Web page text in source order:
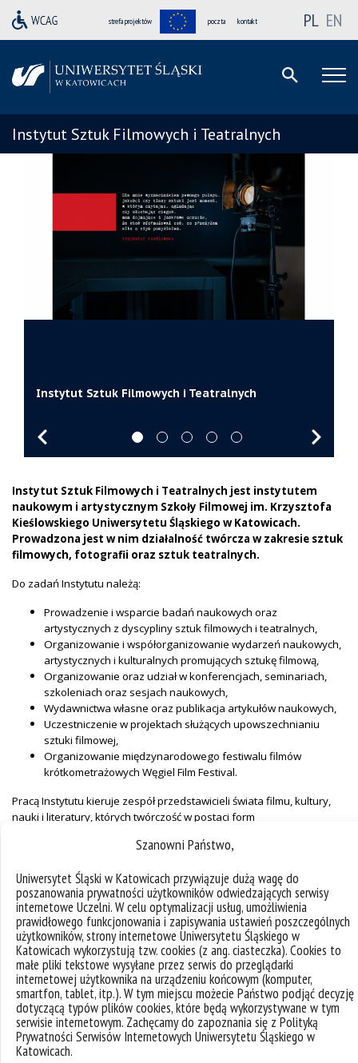
Szanowni Państwo,
Uniwersytet Śląski w Katowicach przywiązuje dużą wagę do
poszanowania prywatności użytkowników odwiedzających serwisy
internetowe Uczelni. W celu optymalizacji usług, umożliwienia
prawidłowego funkcjonowania i zapisywania ustawień poszczególnych
użytkowników, strony internetowe Uniwersytetu Śląskiego w
Katowicach wykorzystują tzw. cookies (z ang. ciasteczka). Cookies to
małe pliki tekstowe wysyłane przez serwis do przeglądarki
internetowej użytkownika na urządzeniu końcowym (komputer,
smartfon, tablet, itp.). W tym miejscu możecie Państwo podjąć decyzję
dotyczącą typów plików cookies, które będą wykorzystywane w tym
serwisie internetowym. Zachęcamy do zapoznania się z Polityką
Prywatności Serwisów Internetowych Uniwersytetu Śląskiego w
Katowicach.
strefa projektów poczta kontakt PL EN
Instytut Sztuk Filmowych i Teatralnych
Instytut Sztuk Filmowych i Teatralnych
artystycznym Szkoły Filmowej im. Krzysztofa Kieślowskiego Uniwersytetu
Śląskiego w Katowicach.
W Instytucie prowadzona jest działalność twórcza w zakresie sztuk
filmowych, fotografii oraz sztuk teatralnych.
i literatury, których twórczość w postaci form kinematograficznych,
telewizyjnych i teatralnych ma znaczący zasięg w Polsce i Europie.
oraz współorganizujemy różne wydarzenia artystyczne, naukowe oraz
dydaktyczne.
Instytut Sztuk Filmowych i Teatralnych jest instytutem
naukowym i artystycznym Szkoły Filmowej im. Krzysztofa
Kieślowskiego Uniwersytetu Śląskiego w Katowicach.
Prowadzona jest w nim działalność twórcza w zakresie sztuk
filmowych, fotografii oraz sztuk teatralnych.
Do zadań Instytutu należą:
Prowadzenie i wsparcie badań naukowych oraz
artystycznych z dyscypliny sztuk filmowych i teatralnych,
Organizowanie i współorganizowanie wydarzeń naukowych,
artystycznych i kulturalnych promujących sztukę filmową,
Organizowanie oraz udział w konferencjach, seminariach,
szkoleniach oraz sesjach naukowych,
Wydawnictwa własne oraz publikacja artykułów naukowych,
Uczestniczenie w projektach służących upowszechnianiu
sztuki filmowej,
Organizowanie międzynarodowego festiwalu filmów
krótkometrażowych Węgiel Film Festival.
Pracą Instytutu kieruje zespół przedstawicieli świata filmu, kultury,
nauki i literatury, których twórczość w postaci form